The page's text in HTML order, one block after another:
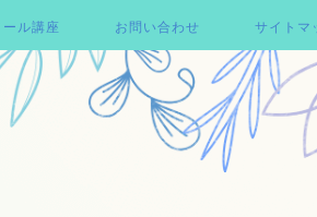
ル講座 お問い合わせ サイトマ